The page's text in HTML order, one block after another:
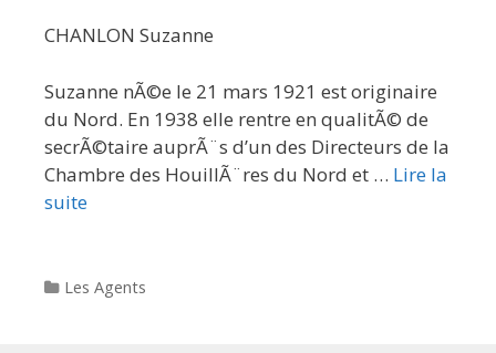
CHANLON Suzanne
Suzanne nÃ©e le 21 mars 1921 est originaire
du Nord. En 1938 elle rentre en qualitÃ© de
secrÃ©taire auprÃ¨s d’un des Directeurs de la
Chambre des HouillÃ¨res du Nord et … Lire la
suite
Categories
Les Agents